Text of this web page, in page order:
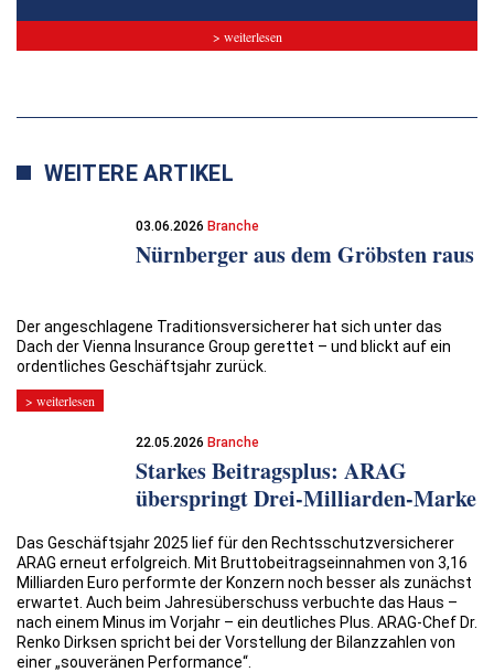
> weiterlesen
WEITERE ARTIKEL
03.06.2026Branche
Nürnberger aus dem Gröbsten raus
Der angeschlagene Traditionsversicherer hat sich unter das
Dach der Vienna Insurance Group gerettet – und blickt auf ein
ordentliches Geschäftsjahr zurück.
> weiterlesen
22.05.2026 Branche
Starkes Beitragsplus: ARAG
überspringt Drei-Milliarden-Marke
Das Geschäftsjahr 2025 lief für den Rechtsschutzversicherer
ARAG erneut erfolgreich. Mit Bruttobeitragseinnahmen von 3,16
Milliarden Euro performte der Konzern noch besser als zunächst
erwartet. Auch beim Jahresüberschuss verbuchte das Haus –
nach einem Minus im Vorjahr – ein deutliches Plus. ARAG-Chef Dr.
Renko Dirksen spricht bei der Vorstellung der Bilanzzahlen von
einer „souveränen Performance“.